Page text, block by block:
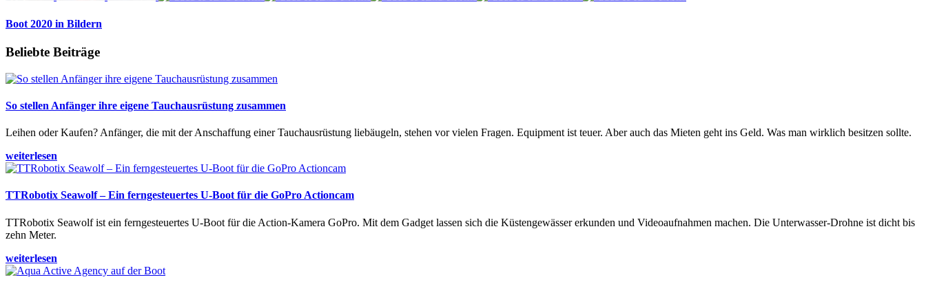
Boot 2020 in Bildern
Beliebte Beiträge
So stellen Anfänger ihre eigene Tauchausrüstung zusammen
Leihen oder Kaufen? Anfänger, die mit der Anschaffung einer Tauchausrüstung liebäugeln, stehen vor vielen Fragen. Equipment ist teuer. Aber auch das Mieten geht ins Geld. Was man wirklich besitzen sollte.
weiterlesen
TTRobotix Seawolf – Ein ferngesteuertes U-Boot für die GoPro Actioncam
TTRobotix Seawolf ist ein ferngesteuertes U-Boot für die Action-Kamera GoPro. Mit dem Gadget lassen sich die Küstengewässer erkunden und Videoaufnahmen machen. Die Unterwasser-Drohne ist dicht bis
zehn Meter.
weiterlesen